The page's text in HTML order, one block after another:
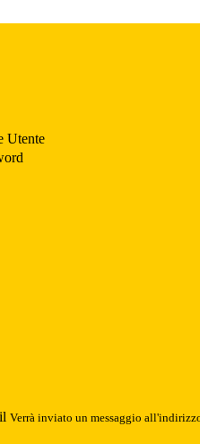
Utente
Verrà inviato un messaggio